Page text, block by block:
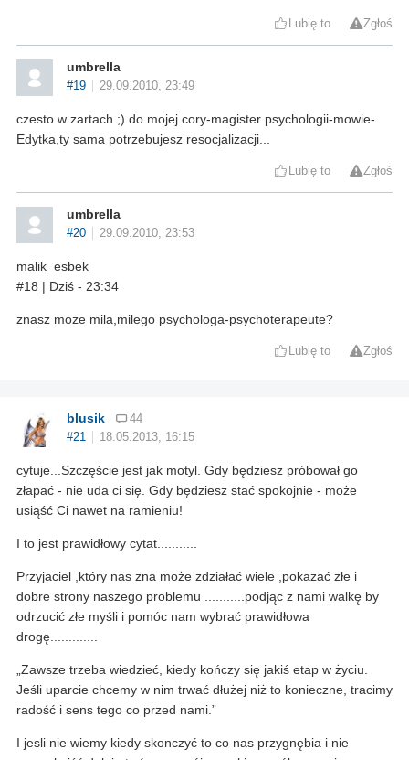
Lubię to Zgłoś
umbrella
#19 29.09.2010, 23:49
czesto w zartach ;) do mojej cory-magister psychologii-mowie-
Edytka,ty sama potrzebujesz resocjalizacji...
Lubię to Zgłoś
umbrella
#20 29.09.2010, 23:53
malik_esbek
#18 | Dziś - 23:34
znasz moze mila,milego psychologa-psychoterapeute?
Lubię to Zgłoś
blusik
44
#21
18.05.2013, 16:15
cytuje...Szczęście jest jak motyl. Gdy będziesz próbował go
złapać - nie uda ci się. Gdy będziesz stać spokojnie - może
usiąść Ci nawet na ramieniu!
I to jest prawidłowy cytat...........
Przyjaciel ,który nas zna może zdziałać wiele ,pokazać złe i
dobre strony naszego problemu ...........podjąc z nami walkę by
odrzucić złe myśli i pomóc nam wybrać prawidłowa
drogę.............
„Zaw­sze trze­ba wie­dzieć, kiedy kończy się ja­kiś etap w życiu.
Jeśli upar­cie chce­my w nim trwać dłużej niż to ko­nie­czne, tra­cimy
ra­dość i sens te­go co przed nami.”
I jesli nie wiemy kiedy skonczyć to co nas przygnębia i nie